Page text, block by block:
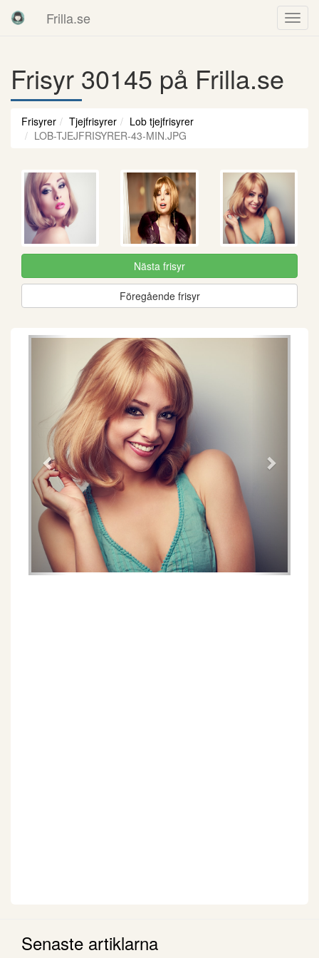
Frilla.se
Frisyr 30145 på Frilla.se
Frisyrer Tjejfrisyrer
Lob tjejfrisyrer
LOB-TJEJFRISYRER-43-MIN.JPG
Nästa frisyr
Föregående frisyr
Föregående
Senaste artiklarna